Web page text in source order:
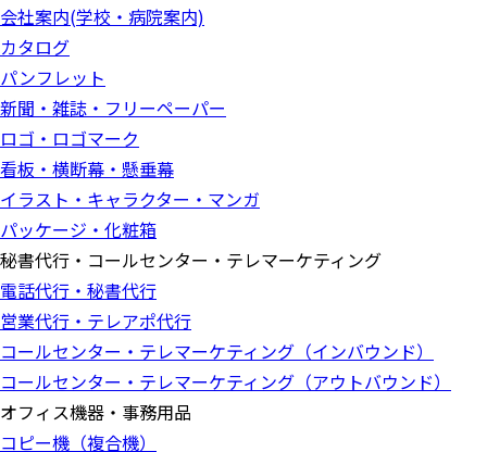
会社案内(学校・病院案内)
カタログ
パンフレット
新聞・雑誌・フリーペーパー
ロゴ・ロゴマーク
看板・横断幕・懸垂幕
イラスト・キャラクター・マンガ
パッケージ・化粧箱
秘書代行・コールセンター・テレマーケティング
電話代行・秘書代行
営業代行・テレアポ代行
コールセンター・テレマーケティング（インバウンド）
コールセンター・テレマーケティング（アウトバウンド）
オフィス機器・事務用品
コピー機（複合機）